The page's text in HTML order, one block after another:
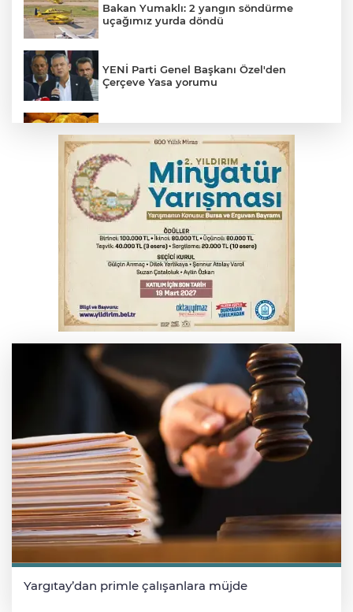
Bakan Yumaklı: 2 yangın söndürme
uçağımız yurda döndü
YENİ Parti Genel Başkanı Özel'den
Çerçeve Yasa yorumu
Serbest piyasada altın fiyatları...
MSB: YAŞ kararları devletimize ve
milletimize hayırlı olsun
Osmangazi’de kaldırım işgaline geçit yok
Osmangazi’de iş arayanlara destek
Yargıtay’dan primle çalışanlara müjde